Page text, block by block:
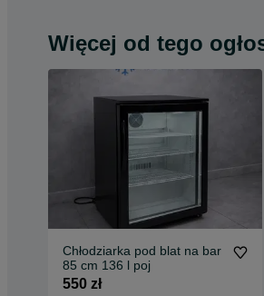
Więcej od tego
Chłodziarka pod blat na bar
85 cm 136 l poj
550 zł